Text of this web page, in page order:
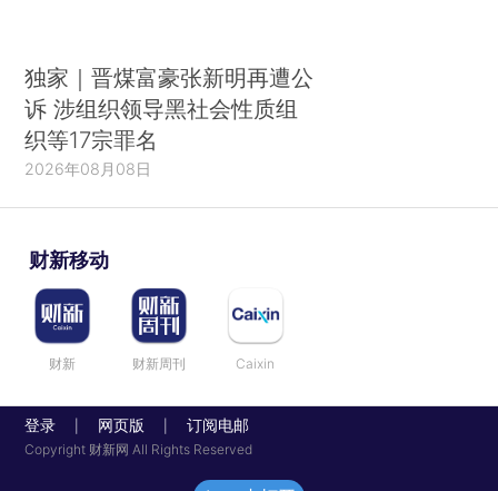
独家｜晋煤富豪张新明再遭公
诉 涉组织领导黑社会性质组
织等17宗罪名
2026年08月08日
财新移动
财新 财新周刊 Caixin
登录 网页版 订阅电邮
Copyright 财新网 All Rights Reserved